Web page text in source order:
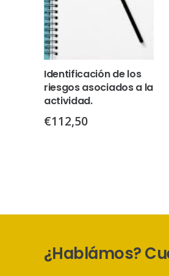
Identificación de los
riesgos asociados a la
actividad.
€112,50
¿Hablámos?